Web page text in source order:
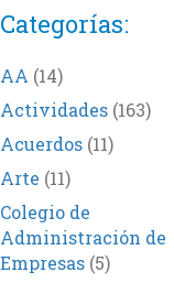
Categorías:
AA (14)
Actividades(163)
Acuerdos(11)
Arte (11)
Colegio de
Administración de
Empresas(5)